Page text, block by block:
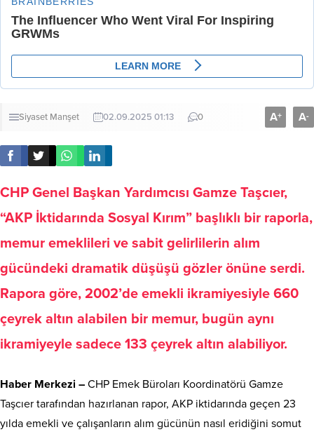
Siyaset Manşet 02.09.2025 01:13 0 A+ A-
CHP Genel Başkan Yardımcısı Gamze Taşcıer,
“AKP İktidarında Sosyal Kırım” başlıklı bir raporla,
memur emeklileri ve sabit gelirlilerin alım
gücündeki dramatik düşüşü gözler önüne serdi.
Rapora göre, 2002’de emekli ikramiyesiyle 660
çeyrek altın alabilen bir memur, bugün aynı
ikramiyeyle sadece 133 çeyrek altın alabiliyor.
Haber Merkezi – CHP Emek Büroları Koordinatörü Gamze
Taşcıer tarafından hazırlanan rapor, AKP iktidarında geçen 23
yılda emekli ve çalışanların alım gücünün nasıl eridiğini somut